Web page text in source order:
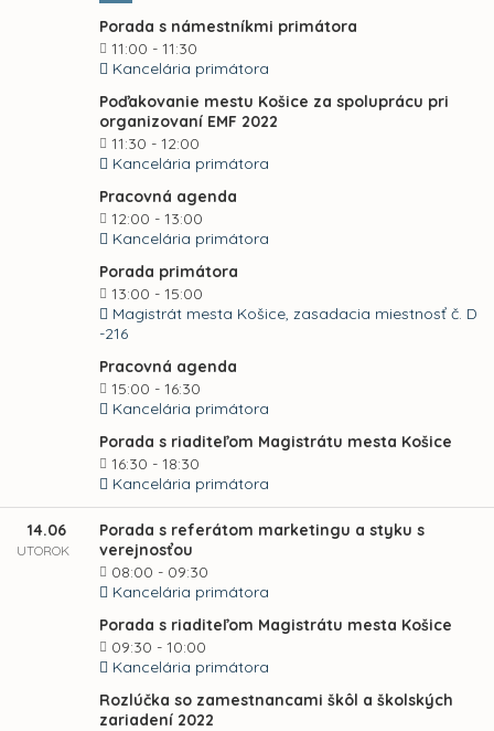
Porada s námestníkmi primátora
11:00 - 11:30
Kancelária primátora
Poďakovanie mestu Košice za spoluprácu pri
organizovaní EMF 2022
11:30 - 12:00
Kancelária primátora
Pracovná agenda
12:00 - 13:00
Kancelária primátora
Porada primátora
13:00 - 15:00
Magistrát mesta Košice, zasadacia miestnosť č. D
-216
Pracovná agenda
15:00 - 16:30
Kancelária primátora
Porada s riaditeľom Magistrátu mesta Košice
16:30 - 18:30
Kancelária primátora
14.06
UTOROK
Porada s referátom marketingu a styku s
verejnosťou
08:00 - 09:30
Kancelária primátora
Porada s riaditeľom Magistrátu mesta Košice
09:30 - 10:00
Kancelária primátora
Rozlúčka so zamestnancami škôl a školských
zariadení 2022